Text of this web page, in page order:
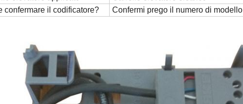
confermare il codificatore?
Confermi prego il numero di modello